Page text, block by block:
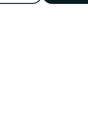
kan gi